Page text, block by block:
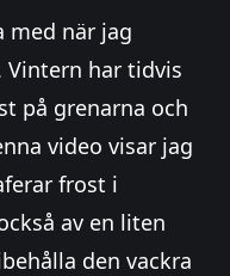
med när jag
har tidvis
på grenarna och
video visar jag
frost i
av en liten
den vackra